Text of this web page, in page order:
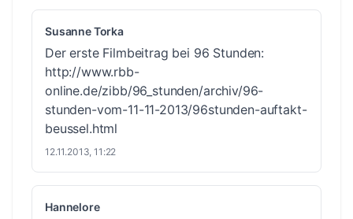
Susanne Torka
Der erste Filmbeitrag bei 96 Stunden:
http://www.rbb-
online.de/zibb/96_stunden/archiv/96-
stunden-vom-11-11-2013/96stunden-auftakt-
beussel.html
12.11.2013, 11:22
Hannelore